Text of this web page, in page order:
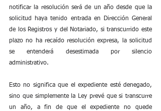
notificar la resolución será de un año desde que la
solicitud haya tenido entrada en Dirección General
de los Registros y del Notariado, si transcurrido este
plazo no ha recaído resolución expresa, la solicitud
se entenderá desestimada por silencio
administrativo.
Esto no significa que el expediente esté denegado,
sino que simplemente la Ley prevé que si transcurre
un año, a fin de que el expediente no quede